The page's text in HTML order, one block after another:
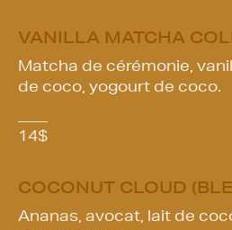
VANILLA MATCHA
Matcha de cérémonie,
de coco, yogourt de coco.
14$
COCONUT CLOUD
Ananas, avocat, lait de